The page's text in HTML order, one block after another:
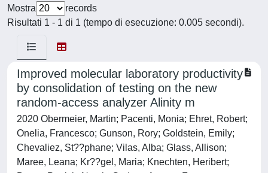
Mostra
records
Risultati 1 - 1 di 1 (tempo di esecuzione: 0.005 secondi).
Improved molecular laboratory productivity
by consolidation of testing on the new
random-access analyzer Alinity m
2020 Obermeier, Martin; Pacenti, Monia; Ehret, Robert;
Onelia, Francesco; Gunson, Rory; Goldstein, Emily;
Chevaliez, St??phane; Vilas, Alba; Glass, Allison;
Maree, Leana; Kr??gel, Maria; Knechten, Heribert;